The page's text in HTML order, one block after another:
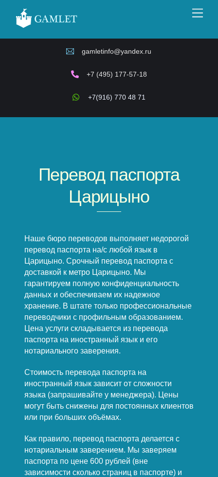
content
gamletinfo@yandex.ru
+7 (495) 177-57-18
+7(916) 770 48 71
Перевод паспорта
Царицыно
Наше бюро переводов выполняет недорогой
перевод паспорта на/с любой язык в
Царицыно. Срочный перевод паспорта с
доставкой к метро Царицыно. Мы
гарантируем полную конфиденциальность
данных и обеспечиваем их надежное
хранение. В штате только профессиональные
переводчики с профильным образованием.
Цена услуги складывается из перевода
паспорта на иностранный язык и его
нотариального заверения.
Стоимость перевода паспорта на
иностранный язык зависит от сложности
языка (запрашивайте у менеджера). Цены
могут быть снижены для постоянных клиентов
или при больших объёмах.
Как правило, перевод паспорта делается с
нотариальным заверением. Мы заверяем
паспорта по цене 600 рублей (вне
зависимости сколько страниц в паспорте) и